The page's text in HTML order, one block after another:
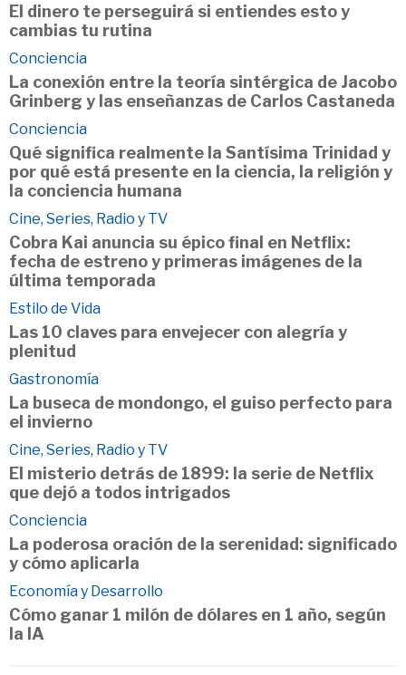
El dinero te perseguirá si entiendes esto y
cambias tu rutina
Conciencia
La conexión entre la teoría sintérgica de Jacobo
Grinberg y las enseñanzas de Carlos Castaneda
Conciencia
Qué significa realmente la Santísima Trinidad y
por qué está presente en la ciencia, la religión y
la conciencia humana
Cine, Series, Radio y TV
Cobra Kai anuncia su épico final en Netflix:
fecha de estreno y primeras imágenes de la
última temporada
Estilo de Vida
Las 10 claves para envejecer con alegría y
plenitud
Gastronomía
La buseca de mondongo, el guiso perfecto para
el invierno
Cine, Series, Radio y TV
El misterio detrás de 1899: la serie de Netflix
que dejó a todos intrigados
Conciencia
La poderosa oración de la serenidad: significado
y cómo aplicarla
Economía y Desarrollo
Cómo ganar 1 milón de dólares en 1 año, según
la IA